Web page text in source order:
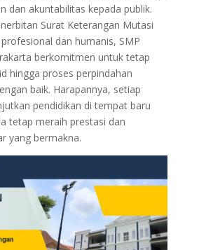
dan akuntabilitas kepada publik.
Surat Keterangan Mutasi
dan humanis, SMP
berkomitmen untuk tetap
hingga proses perpindahan
baik. Harapannya, setiap
pendidikan di tempat baru
tetap meraih prestasi dan
yang bermakna.